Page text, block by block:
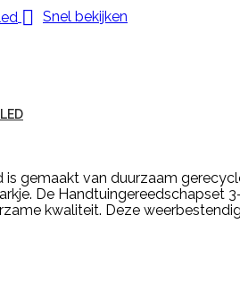
 Snel bekijken
gemaakt van duurzaam
De
kwaliteit. Deze